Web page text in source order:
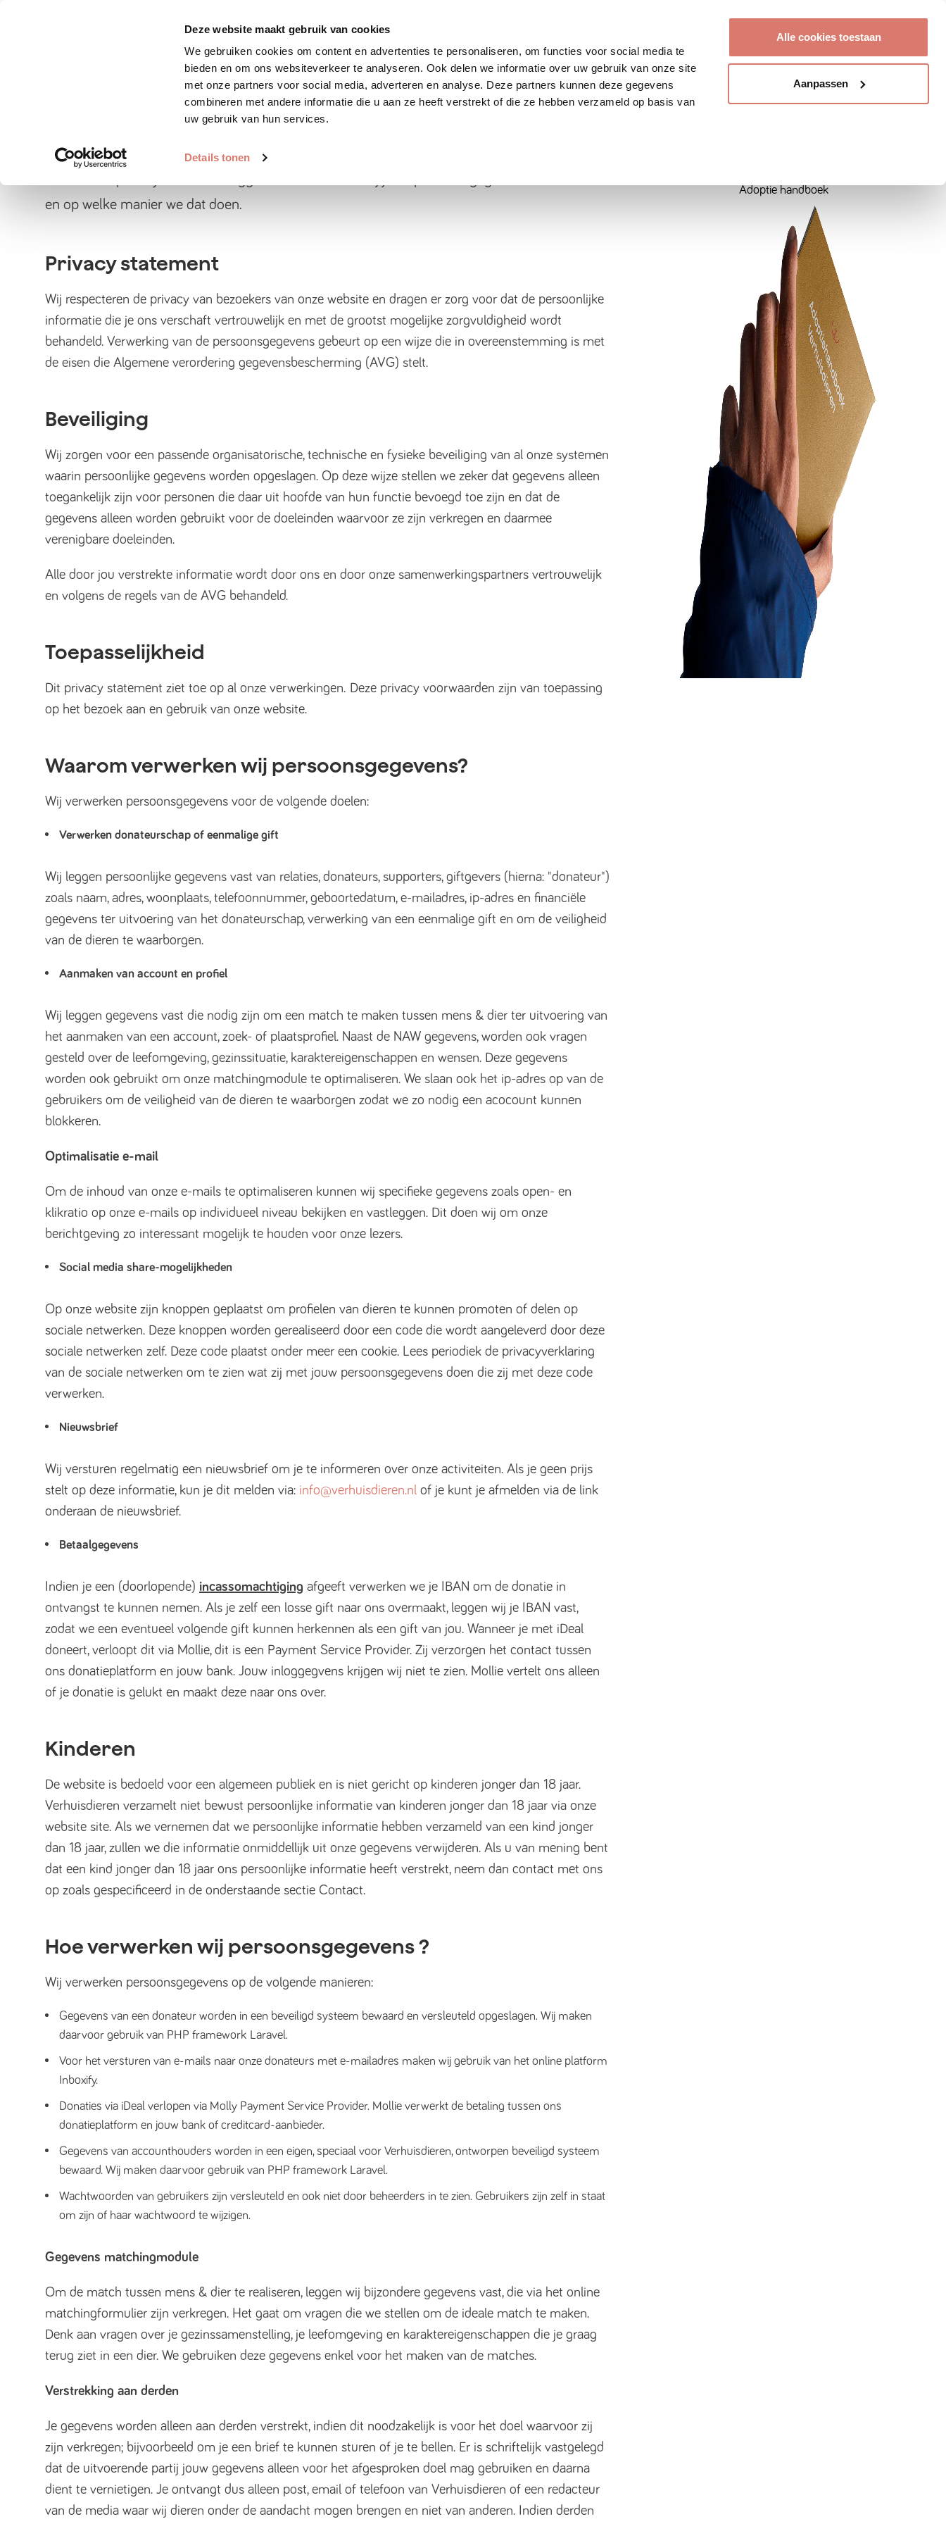
Deze website maakt gebruik van cookies
We gebruiken cookies om content en advertenties te personaliseren, om functies voor social media te
bieden en om ons websiteverkeer te analyseren. Ook delen we informatie over uw gebruik van onze site
met onze partners voor social media, adverteren en analyse. Deze partners kunnen deze gegevens
combineren met andere informatie die u aan ze heeft verstrekt of die ze hebben verzameld op basis van
uw gebruik van hun services.
Details tonen
Alle cookies toestaan
Aanpassen
Zoek huisdier Plaats huisdier Hoe werkt het?
Privacyverklaring
gewijzigd. Bezoekers van onze site worden geadviseerd periodiek onze privacy voorwaarden te
en op welke manier we dat doen.
Privacy statement
Wij respecteren de privacy van bezoekers van onze website en dragen er zorg voor dat de persoonlijke
informatie die je ons verschaft vertrouwelijk en met de grootst mogelijke zorgvuldigheid wordt
behandeld. Verwerking van de persoonsgegevens gebeurt op een wijze die in overeenstemming is met
de eisen die Algemene verordering gegevensbescherming (AVG) stelt.
Beveiliging
Wij zorgen voor een passende organisatorische, technische en fysieke beveiliging van al onze systemen
waarin persoonlijke gegevens worden opgeslagen. Op deze wijze stellen we zeker dat gegevens alleen
toegankelijk zijn voor personen die daar uit hoofde van hun functie bevoegd toe zijn en dat de
gegevens alleen worden gebruikt voor de doeleinden waarvoor ze zijn verkregen en daarmee
verenigbare doeleinden.
Alle door jou verstrekte informatie wordt door ons en door onze samenwerkingspartners vertrouwelijk
en volgens de regels van de AVG behandeld.
Toepasselijkheid
Dit privacy statement ziet toe op al onze verwerkingen. Deze privacy voorwaarden zijn van toepassing
op het bezoek aan en gebruik van onze website.
Waarom verwerken wij persoonsgegevens?
Wij verwerken persoonsgegevens voor de volgende doelen:
Verwerken donateurschap of eenmalige gift
Wij leggen persoonlijke gegevens vast van relaties, donateurs, supporters, giftgevers (hierna: "donateur")
zoals naam, adres, woonplaats, telefoonnummer, geboortedatum, e-mailadres, ip-adres en financiële
gegevens ter uitvoering van het donateurschap, verwerking van een eenmalige gift en om de veiligheid
van de dieren te waarborgen.
Aanmaken van account en profiel
Wij leggen gegevens vast die nodig zijn om een match te maken tussen mens & dier ter uitvoering van
het aanmaken van een account, zoek- of plaatsprofiel. Naast de NAW gegevens, worden ook vragen
gesteld over de leefomgeving, gezinssituatie, karaktereigenschappen en wensen. Deze gegevens
worden ook gebruikt om onze matchingmodule te optimaliseren. We slaan ook het ip-adres op van de
gebruikers om de veiligheid van de dieren te waarborgen zodat we zo nodig een acocount kunnen
blokkeren.
Optimalisatie e-mail
Om de inhoud van onze e-mails te optimaliseren kunnen wij specifieke gegevens zoals open- en
klikratio op onze e-mails op individueel niveau bekijken en vastleggen. Dit doen wij om onze
berichtgeving zo interessant mogelijk te houden voor onze lezers.
Social media share-mogelijkheden
Op onze website zijn knoppen geplaatst om profielen van dieren te kunnen promoten of delen op
sociale netwerken. Deze knoppen worden gerealiseerd door een code die wordt aangeleverd door deze
sociale netwerken zelf. Deze code plaatst onder meer een cookie. Lees periodiek de privacyverklaring
van de sociale netwerken om te zien wat zij met jouw persoonsgegevens doen die zij met deze code
verwerken.
Nieuwsbrief
Wij versturen regelmatig een nieuwsbrief om je te informeren over onze activiteiten. Als je geen prijs
stelt op deze informatie, kun je dit melden via: info@verhuisdieren.nl of je kunt je afmelden via de link
onderaan de nieuwsbrief.
Betaalgegevens
Indien je een (doorlopende) incassomachtiging afgeeft verwerken we je IBAN om de donatie in
ontvangst te kunnen nemen. Als je zelf een losse gift naar ons overmaakt, leggen wij je IBAN vast,
zodat we een eventueel volgende gift kunnen herkennen als een gift van jou. Wanneer je met iDeal
doneert, verloopt dit via Mollie, dit is een Payment Service Provider. Zij verzorgen het contact tussen
ons donatieplatform en jouw bank. Jouw inloggegvens krijgen wij niet te zien. Mollie vertelt ons alleen
of je donatie is gelukt en maakt deze naar ons over.
Kinderen
De website is bedoeld voor een algemeen publiek en is niet gericht op kinderen jonger dan 18 jaar.
Verhuisdieren verzamelt niet bewust persoonlijke informatie van kinderen jonger dan 18 jaar via onze
website site. Als we vernemen dat we persoonlijke informatie hebben verzameld van een kind jonger
dan 18 jaar, zullen we die informatie onmiddellijk uit onze gegevens verwijderen. Als u van mening bent
dat een kind jonger dan 18 jaar ons persoonlijke informatie heeft verstrekt, neem dan contact met ons
op zoals gespecificeerd in de onderstaande sectie Contact.
Hoe verwerken wij persoonsgegevens ?
Wij verwerken persoonsgegevens op de volgende manieren:
Gegevens van een donateur worden in een beveiligd systeem bewaard en versleuteld opgeslagen. Wij maken
daarvoor gebruik van PHP framework Laravel.
Voor het versturen van e-mails naar onze donateurs met e-mailadres maken wij gebruik van het online platform
Inboxify.
Donaties via iDeal verlopen via Molly Payment Service Provider. Mollie verwerkt de betaling tussen ons
donatieplatform en jouw bank of creditcard-aanbieder.
Gegevens van accounthouders worden in een eigen, speciaal voor Verhuisdieren, ontworpen beveiligd systeem
bewaard. Wij maken daarvoor gebruik van PHP framework Laravel.
Wachtwoorden van gebruikers zijn versleuteld en ook niet door beheerders in te zien. Gebruikers zijn zelf in staat
om zijn of haar wachtwoord te wijzigen.
Gegevens matchingmodule
Om de match tussen mens & dier te realiseren, leggen wij bijzondere gegevens vast, die via het online
matchingformulier zijn verkregen. Het gaat om vragen die we stellen om de ideale match te maken.
Denk aan vragen over je gezinssamenstelling, je leefomgeving en karaktereigenschappen die je graag
terug ziet in een dier. We gebruiken deze gegevens enkel voor het maken van de matches.
Verstrekking aan derden
Je gegevens worden alleen aan derden verstrekt, indien dit noodzakelijk is voor het doel waarvoor zij
zijn verkregen; bijvoorbeeld om je een brief te kunnen sturen of je te bellen. Er is schriftelijk vastgelegd
dat de uitvoerende partij jouw gegevens alleen voor het afgesproken doel mag gebruiken en daarna
dient te vernietigen. Je ontvangt dus alleen post, email of telefoon van Verhuisdieren of een redacteur
van de media waar wij dieren onder de aandacht mogen brengen en niet van anderen. Indien derden
Adoptie handboek
Adoptie handboek